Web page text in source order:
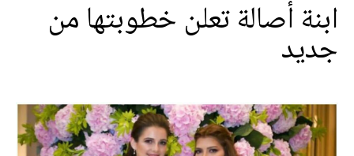
ابنة أصالة تعلن خطوبتها من
جديد